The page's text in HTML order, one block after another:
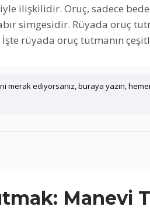
ilişkilidir. Oruç, sadece
simgesidir. Rüyada oruç
rüyada oruç tutmanın
merak ediyorsanız, buraya yazın,
Manevi